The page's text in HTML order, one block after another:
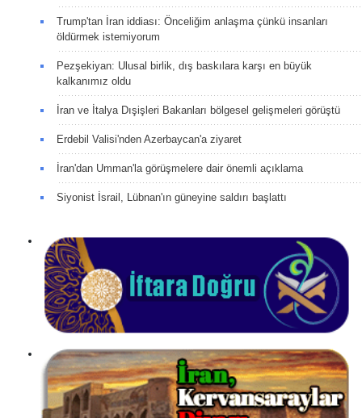
Trump'tan İran iddiası: Önceliğim anlaşma çünkü insanları
öldürmek istemiyorum
Pezşekiyan: Ulusal birlik, dış baskılara karşı en büyük
kalkanımız oldu
İran ve İtalya Dışişleri Bakanları bölgesel gelişmeleri görüştü
Erdebil Valisi'nden Azerbaycan'a ziyaret
İran'dan Umman'la görüşmelere dair önemli açıklama
Siyonist İsrail, Lübnan'ın güneyine saldırı başlattı